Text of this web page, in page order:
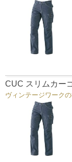
CUC スリムカー
ヴィンテージワークの